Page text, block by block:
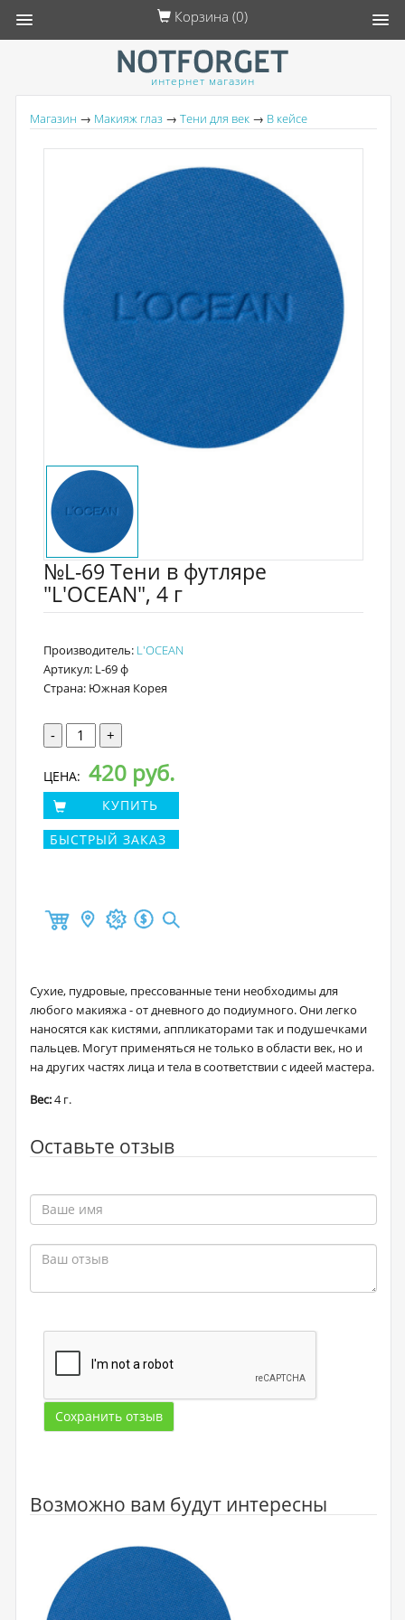
интернет магазин
Магазин → Макияж глаз → Тени для век → В кейсе
№L-69 Тени в футляре
"L'OCEAN", 4 г
Производитель: L'OCEAN
Артикул: L-69 ф
Страна: Южная Корея
- +
ЦЕНА: 420 руб.
КУПИТЬ
БЫСТРЫЙ ЗАКАЗ
Сухие, пудровые, прессованные тени необходимы для
любого макияжа - от дневного до подиумного. Они легко
наносятся как кистями, аппликаторами так и подушечками
пальцев. Могут применяться не только в области век, но и
на других частях лица и тела в соответствии с идеей мастера.
Вес:4 г.
Оставьте отзыв
Сохранить отзыв
Возможно вам будут интересны
Корзина (0)